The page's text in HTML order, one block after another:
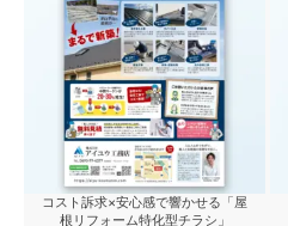
コスト訴求×安心感で響かせる「屋
根リフォーム特化型チラシ」